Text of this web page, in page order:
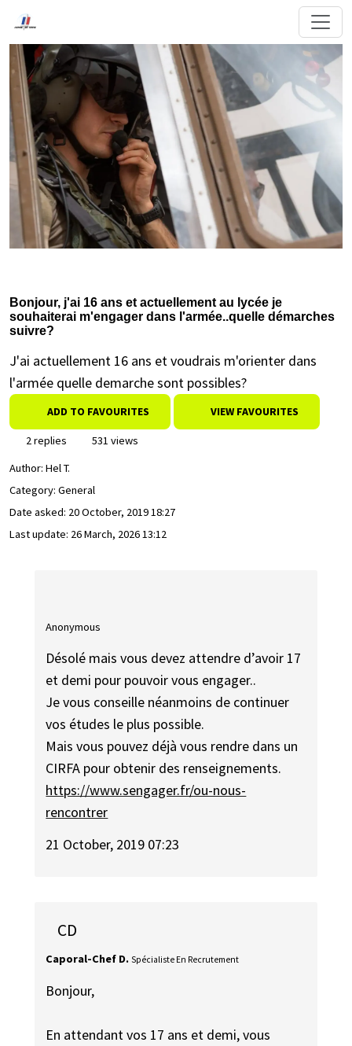
Bonjour, j'ai 16 ans et actuellement au lycée je
souhaiterai m'engager dans l'armée..quelle démarches
suivre?
J'ai actuellement 16 ans et voudrais m'orienter dans
l'armée quelle demarche sont possibles?
ADD TO FAVOURITES VIEW FAVOURITES
2 replies
531 views
Author: Hel T.
Category: General
Date asked: 20 October, 2019 18:27
Last update: 26 March, 2026 13:12
Anonymous
Désolé mais vous devez attendre d’avoir 17
et demi pour pouvoir vous engager..
Je vous conseille néanmoins de continuer
vos études le plus possible.
Mais vous pouvez déjà vous rendre dans un
CIRFA pour obtenir des renseignements.
https://www.sengager.fr/ou-nous-
rencontrer
21 October, 2019 07:23
CD
Caporal-Chef D. Spécialiste En Recrutement
Bonjour,
En attendant vos 17 ans et demi, vous